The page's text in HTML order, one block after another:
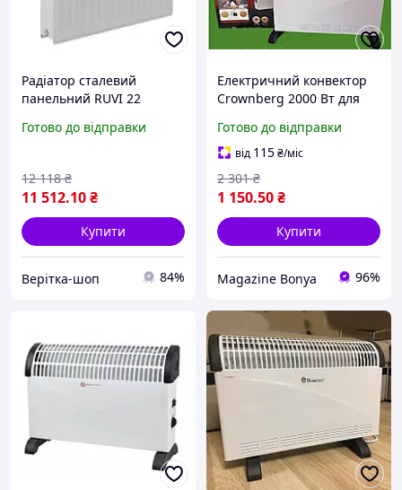
Радіатор сталевий
панельний RUVI 22
двопанельний з
опалення
Готово до відправки
11 512.10₴
12 118 ₴
Купити
Верітка-шоп 84%
Електричний конвектор
Crownberg 2000 Вт для
підлоговий побутовий
нагрівач
Готово до відправки
від 115₴/міс
1 150.50₴
2 301 ₴
Купити
Magazine Bonya 96%